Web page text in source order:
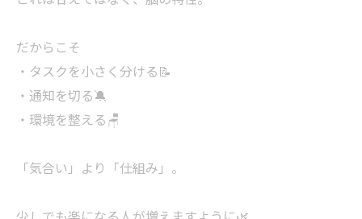
だからこそ
・タスクを小さく分ける📝
・通知を切る🔕
・環境を整える🪑
「気合い」より「仕組み」。